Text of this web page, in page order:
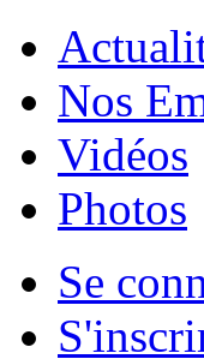
Nos
Vidéos
Photos
Se